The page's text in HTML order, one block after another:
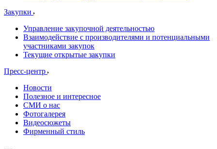
Закупки
Управление закупочной деятельностью
Взаимодействие с производителями и потенциальными
участниками закупок
Текущие открытые закупки
Пресс-центр
Новости
Полезное и интересное
СМИ о нас
Фотогалерея
Видеосюжеты
Фирменный стиль